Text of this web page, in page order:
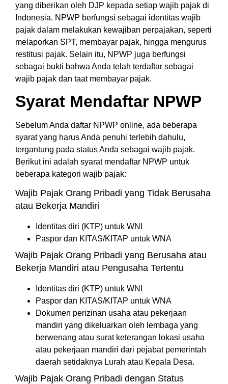
yang diberikan oleh DJP kepada setiap wajib pajak di
Indonesia. NPWP berfungsi sebagai identitas wajib
pajak dalam melakukan kewajiban perpajakan, seperti
melaporkan SPT, membayar pajak, hingga mengurus
restitusi pajak. Selain itu, NPWP juga berfungsi
sebagai bukti bahwa Anda telah terdaftar sebagai
wajib pajak dan taat membayar pajak.
Syarat Mendaftar NPWP
Sebelum Anda daftar NPWP online, ada beberapa
syarat yang harus Anda penuhi terlebih dahulu,
tergantung pada status Anda sebagai wajib pajak.
Berikut ini adalah syarat mendaftar NPWP untuk
beberapa kategori wajib pajak:
Wajib Pajak Orang Pribadi yang Tidak Berusaha
atau Bekerja Mandiri
Identitas diri (KTP) untuk WNI
Paspor dan KITAS/KITAP untuk WNA
Wajib Pajak Orang Pribadi yang Berusaha atau
Bekerja Mandiri atau Pengusaha Tertentu
Identitas diri (KTP) untuk WNI
Paspor dan KITAS/KITAP untuk WNA
Dokumen perizinan usaha atau pekerjaan
mandiri yang dikeluarkan oleh lembaga yang
berwenang atau surat keterangan lokasi usaha
atau pekerjaan mandiri dari pejabat pemerintah
daerah setidaknya Lurah atau Kepala Desa.
Wajib Pajak Orang Pribadi dengan Status